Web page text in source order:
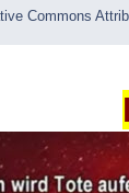
Commons